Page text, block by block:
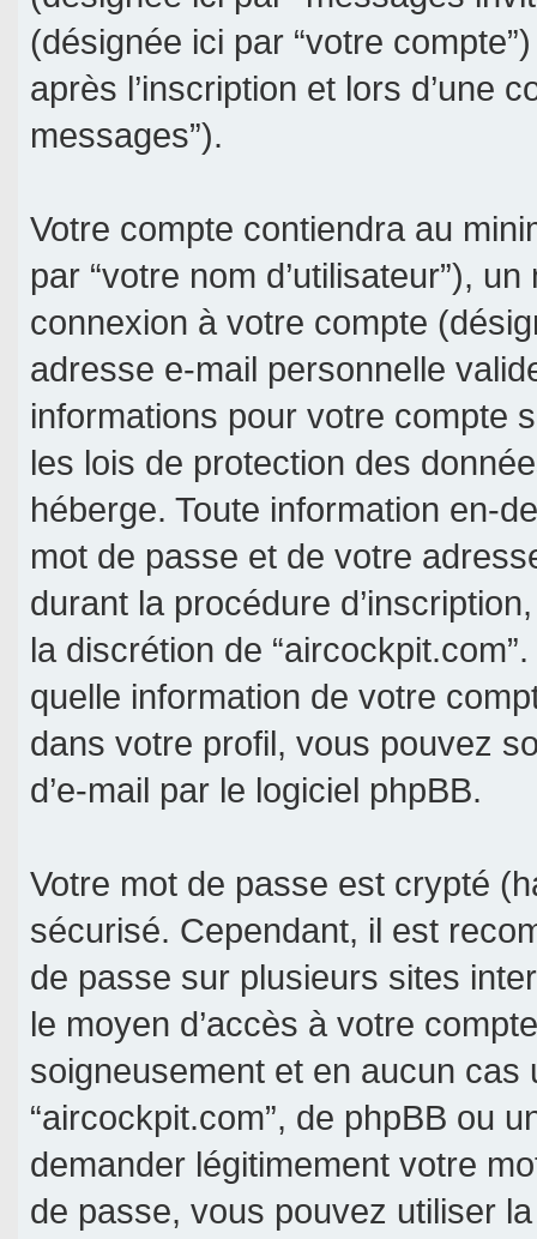
(désignée ici par “votre
après l’inscription et lors d’une
messages”).
Votre compte contiendra au
par “votre nom d’utilisateur”),
connexion à votre compte
adresse e-mail personnelle
informations pour votre compte
les lois de protection des
héberge. Toute information en-
mot de passe et de votre
durant la procédure
la discrétion de
quelle information de votre
dans votre profil, vous pouvez
d’e-mail par le logiciel phpBB.
Votre mot de passe est crypté
sécurisé. Cependant, il est
de passe sur plusieurs sites
le moyen d’accès à votre
soigneusement et en aucun cas
“aircockpit.com”, de phpBB ou
demander légitimement votre
de passe, vous pouvez utiliser